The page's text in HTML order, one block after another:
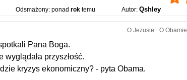
Odsmażony: ponad rok temu Autor: Qshley
O Jezusie O Obamie
Pana Boga.
przyszłość.
kryzys ekonomiczny? - pyta Obama.